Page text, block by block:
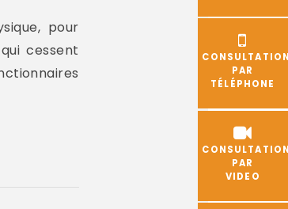
PAR
TÉLÉPHONE
PAR
VIDEO
pour
cessent